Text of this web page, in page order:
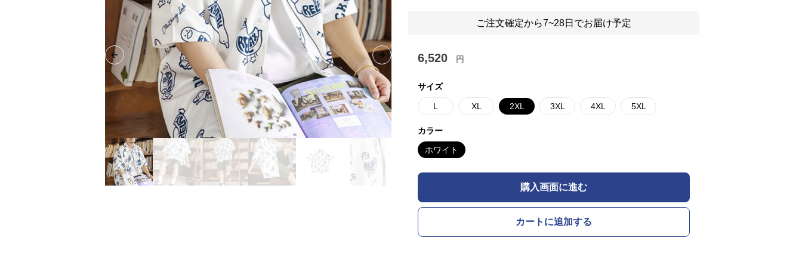
Previous slide Next slide
ご注文確定から7~28日でお届け予定
6,520 円
サイズ
L XL 2XL 3XL 4XL 5XL
カラー
ホワイト
購入画面に進む
カートに追加する